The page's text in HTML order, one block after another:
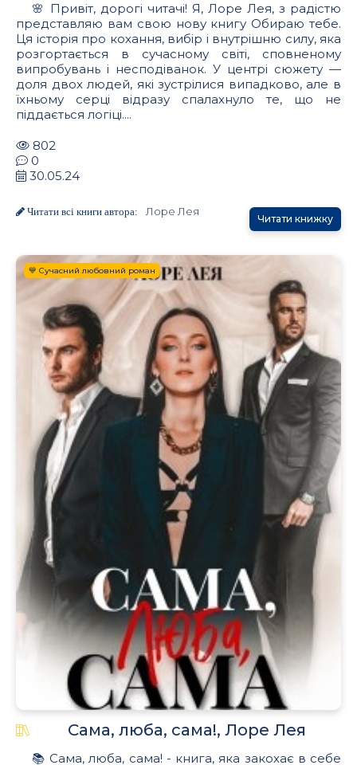
🌸 Привіт, дорогі читачі! Я, Лоре Лея, з радістю
представляю вам свою нову книгу Обираю тебе.
Ця історія про кохання, вибір і внутрішню силу, яка
розгортається в сучасному світі, сповненому
випробувань і несподіванок. У центрі сюжету —
доля двох людей, які зустрілися випадково, але в
їхньому серці відразу спалахнуло те, що не
піддається логіці....
802
0
30.05.24
Читати всі книги автора: Лоре Лея
Читати книжку
💙 Сучасний любовний роман
Сама, люба, сама!, Лоре Лея
📚 Сама, люба, сама! - книга, яка закохає в себе